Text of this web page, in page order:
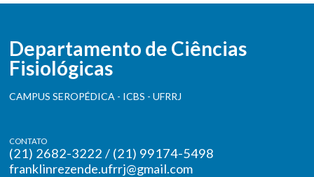
Departamento de Ciências
Fisiológicas
CAMPUS SEROPÉDICA - ICBS - UFRRJ
CONTATO
(21) 2682-3222 / (21) 99174-5498
franklinrezende.ufrrj@gmail.com